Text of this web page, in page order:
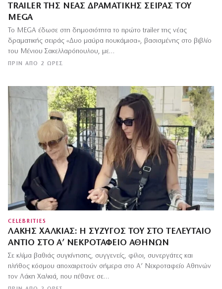
TRAILER ΤΗΣ ΝΈΑΣ ΔΡΑΜΑΤΙΚΉΣ ΣΕΙΡΆΣ ΤΟΥ
MEGA
ΠΡΙΝ ΑΠΌ 2 ΏΡΕΣ
Το MEGA έδωσε στη δημοσιότητα το πρώτο trailer της νέας
δραματικής σειράς «Δυο μαύρα πουκάμισα», βασισμένης στο βιβλίο
του Μένιου Σακελλαρόπουλου, με…
CELEBRITIES
ΛΆΚΗΣ ΧΑΛΚΙΆΣ: Η ΣΎΖΥΓΌΣ ΤΟΥ ΣΤΟ ΤΕΛΕΥΤΑΊΟ
ΑΝΤΊΟ ΣΤΟ Α’ ΝΕΚΡΟΤΑΦΕΊΟ ΑΘΗΝΏΝ
Σε κλίμα βαθιάς συγκίνησης, συγγενείς, φίλοι, συνεργάτες και
πλήθος κόσμου αποχαιρετούν σήμερα στο Α’ Νεκροταφείο Αθηνών
τον Λάκη Χαλκιά, που πέθανε σε…